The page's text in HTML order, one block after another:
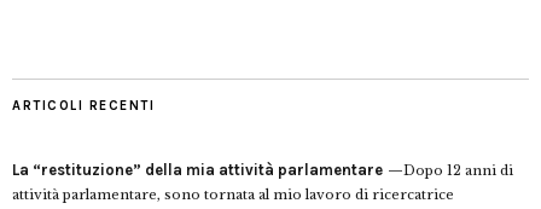
ARTICOLI RECENTI
La “restituzione” della mia attività parlamentare
Dopo 12 anni di
attività parlamentare, sono tornata al mio lavoro di ricercatrice